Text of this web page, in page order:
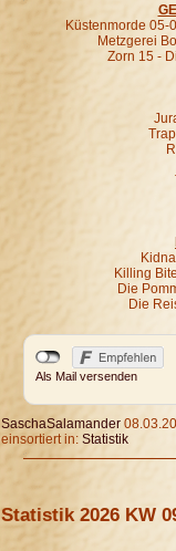
Küstenmorde 05-
Metzgerei
Zorn 15 -
Killing
Die
Die
Als Mail versenden
SaschaSalamander
einsortiert in: Statistik
Statistik 2026 KW